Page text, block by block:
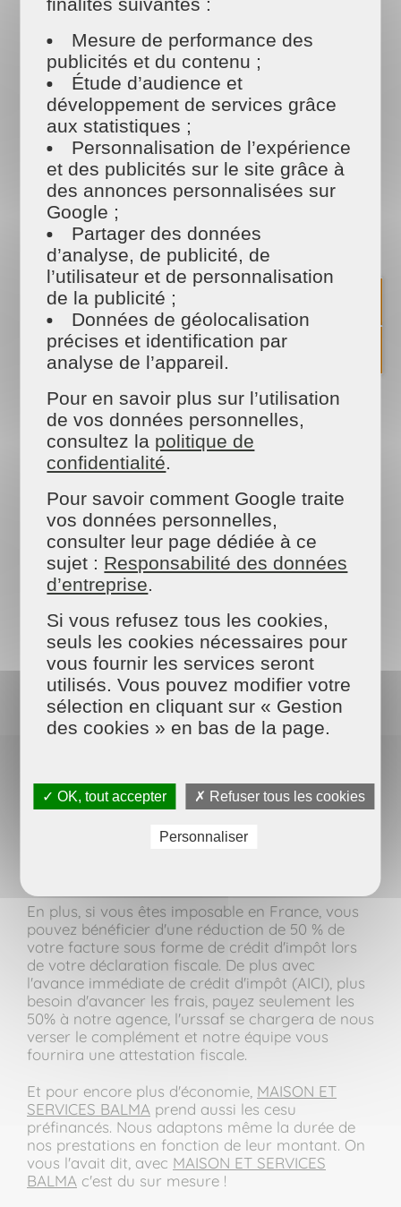
Avec soin, les salariés de
MAISON ET SERVICES
BALMAs'occupent des moindres recoins de votre
maison, du nettoyage de votre cuisine (placard,
électroménager, plan de travail...) à la gestion du
linge.
Nous intervenons en résidence principale ou
secondaire pour effectuer avec soin et attention
le nettoyage de votre maison. Votre satisfaction
est notre engagement !
Notre personnel de maison est dynamique et à
votre disposition. Contactez le responsable de
notre agence, véritable référence dans le secteur
du ménage, nettoyage et jardinage sur Toulouse
et ses alentours.
Verfeil ?
pour répondre à toutes vos questions, qu'elles
En plus, si vous êtes imposable en France, vous
pouvez bénéficier d'une réduction de 50 % de
votre facture sous forme de crédit d'impôt lors
de votre déclaration fiscale. De plus avec
l'avance immédiate de crédit d'impôt (AICI), plus
besoin d'avancer les frais, payez seulement les
50% à notre agence, l'urssaf se chargera de nous
verser le complément et notre équipe vous
fournira une attestation fiscale.
Et pour encore plus d'économie, MAISON ET
SERVICES BALMA prend aussi les cesu
préfinancés. Nous adaptons même la durée de
nos prestations en fonction de leur montant. On
vous l'avait dit, avec MAISON ET SERVICES
BALMA c'est du sur mesure !
Mesure de performance des
publicités et du contenu ;
Étude d’audience et
développement de services grâce
aux statistiques ;
Personnalisation de l’expérience
et des publicités sur le site grâce à
des annonces personnalisées sur
Google ;
Partager des données
d’analyse, de publicité, de
l’utilisateur et de personnalisation
de la publicité ;
Données de géolocalisation
précises et identification par
analyse de l’appareil.
Pour en savoir plus sur l’utilisation
de vos données personnelles,
consultez la politique de
confidentialité
Pour savoir comment Google traite
vos données personnelles,
consulter leur page dédiée à ce
sujet : Responsabilité des données
d’entreprise
Si vous refusez tous les cookies,
seuls les cookies nécessaires pour
vous fournir les services seront
utilisés. Vous pouvez modifier votre
sélection en cliquant sur « Gestion
des cookies » en bas de la page.
✓ OK, tout accepter ✗ Refuser tous les cookies
Personnaliser